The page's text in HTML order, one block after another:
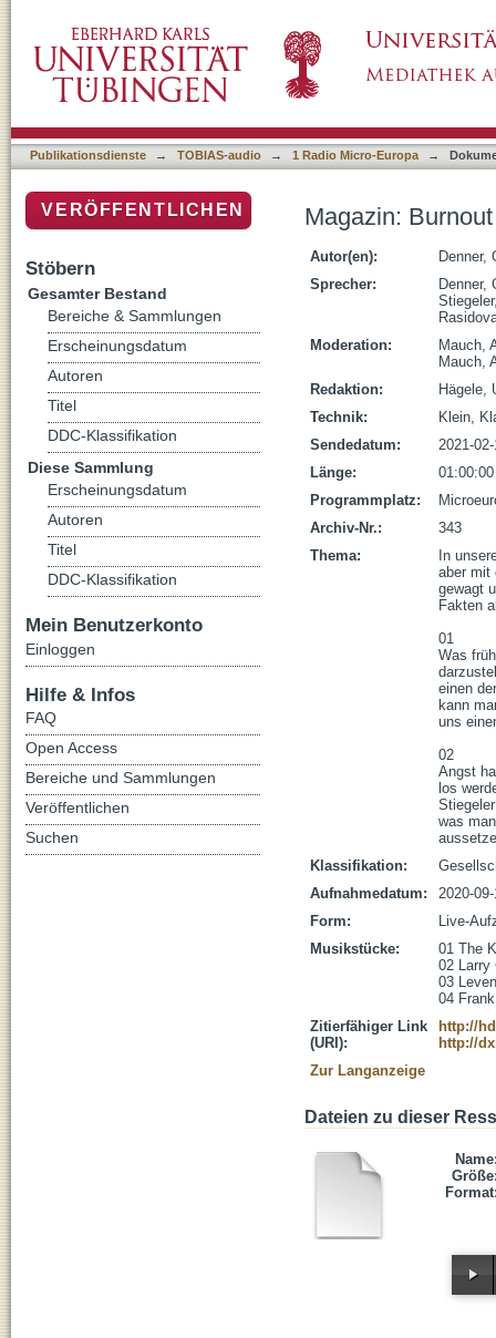
Publikationsdienste → TOBIAS-audio → 1 Radio Micro-Europa →
Magazin:
Autor(en):
Denner,
Sprecher:
Denner,
Moderation:
Mauch,
Mauch,
Redaktion:
Hägele,
Technik:
Klein,
Sendedatum:
2021-
Länge:
01:00:00
Programmplatz:
Archiv-Nr.:
343
Thema:
In
aber mit
gewagt
Fakten
01
Was
einen
kann
uns
02
Angst
los
was
Klassifikation:
Aufnahmedatum:
2020-
Form:
Live-
Musikstücke:
01 The
02 Larry
03
04
Zitierfähiger Link
(URI):
http://
http://
Zur Langanzeige
Dateien zu dieser
VERÖFFENTLICHEN
Stöbern
Gesamter Bestand
Bereiche & Sammlungen
Erscheinungsdatum
Autoren
Titel
DDC-Klassifikation
Diese Sammlung
Erscheinungsdatum
Autoren
Titel
DDC-Klassifikation
Mein Benutzerkonto
Einloggen
Hilfe & Infos
FAQ
Open Access
Bereiche und Sammlungen
Veröffentlichen
Suchen